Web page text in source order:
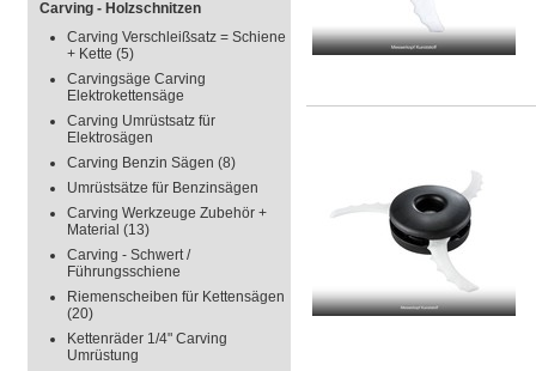
Carving - Holzschnitzen
Carving Verschleißsatz = Schiene
+ Kette (5)
Carvingsäge Carving
Elektrokettensäge
Carving Umrüstsatz für
Elektrosägen
Carving Benzin Sägen (8)
Umrüstsätze für Benzinsägen
Carving Werkzeuge Zubehör +
Material (13)
Carving - Schwert /
Führungsschiene
Riemenscheiben für Kettensägen
(20)
Kettenräder 1/4" Carving
Umrüstung